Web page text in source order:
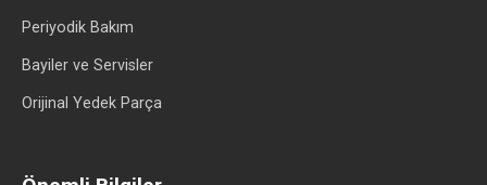
Periyodik Bakım
Bayiler ve Servisler
Orijinal Yedek Parça